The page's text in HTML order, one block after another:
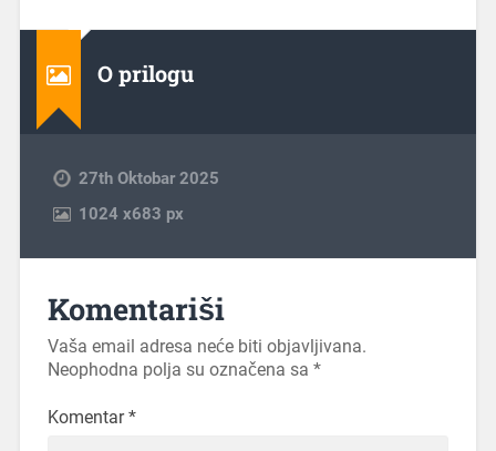
O prilogu
27th Oktobar 2025
1024 x683 px
Komentariši
Vaša email adresa neće biti objavljivana.
Neophodna polja su označena sa *
Komentar*